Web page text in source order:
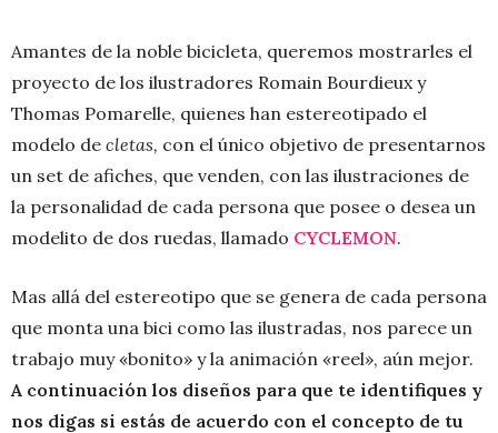
Amantes de la noble bicicleta, queremos mostrarles el
proyecto de los ilustradores Romain Bourdieux y
Thomas Pomarelle, quienes han estereotipado el
modelo de cletas, con el único objetivo de presentarnos
un set de afiches, que venden, con las ilustraciones de
la personalidad de cada persona que posee o desea un
modelito de dos ruedas, llamado CYCLEMON.
Mas allá del estereotipo que se genera de cada persona
que monta una bici como las ilustradas, nos parece un
trabajo muy «bonito» y la animación «reel», aún mejor.
A continuación los diseños para que te identifiques y
nos digas si estás de acuerdo con el concepto de tu